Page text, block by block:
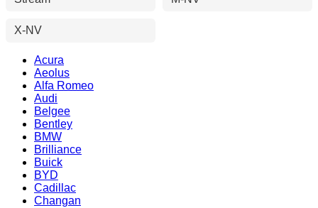
X-NV
Acura
Aeolus
Alfa Romeo
Audi
Belgee
Bentley
BMW
Brilliance
Buick
BYD
Cadillac
Changan